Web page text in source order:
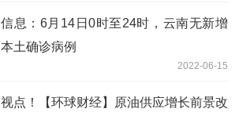
信息：6月14日0时至24时，云南无新增
本土确诊病例
2022-06-15
视点！【环球财经】原油供应增长前景改